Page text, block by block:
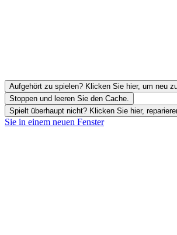
Aufgehört zu spielen? Klicken Sie hier, um neu
Stoppen und leeren Sie den Cache.
Spielt überhaupt nicht? Klicken Sie hier,
Sie in einem neuen Fenster